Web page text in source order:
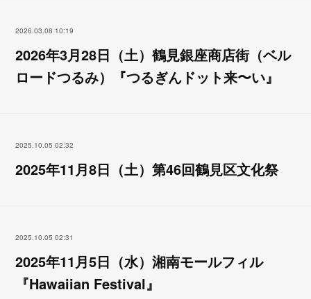
2026.03.08 10:19
2026年3月28日（土）鶴見銀座商店街（ベル
ロードつるみ）『つるぎんドット来〜い』
2025.10.05 02:32
2025年11月8日（土）第46回鶴見区文化祭
2025.10.05 02:31
2025年11月5日（水）湘南モールフィル
『Hawaiian Festival』